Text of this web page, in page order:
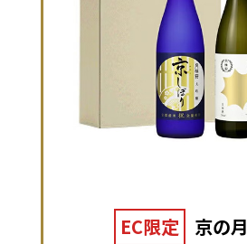
EC限定
京の月